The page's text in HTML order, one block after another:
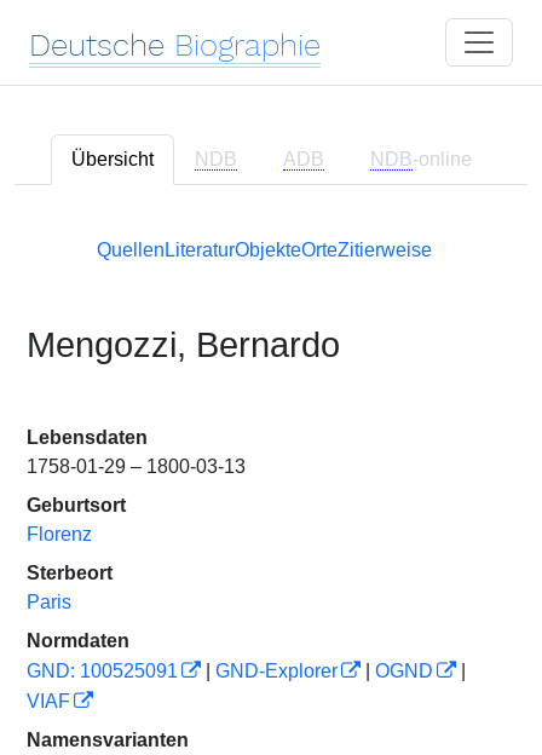
Deutsche Biographie
Übersicht NDB ADB NDB-online
Quellen LiteraturObjekteOrteZitierweise
Mengozzi, Bernardo
Lebensdaten
1758-01-29 – 1800-03-13
Geburtsort
Florenz
Sterbeort
Paris
Normdaten
GND: 100525091
GND-Explorer OGND
VIAF
Namensvarianten